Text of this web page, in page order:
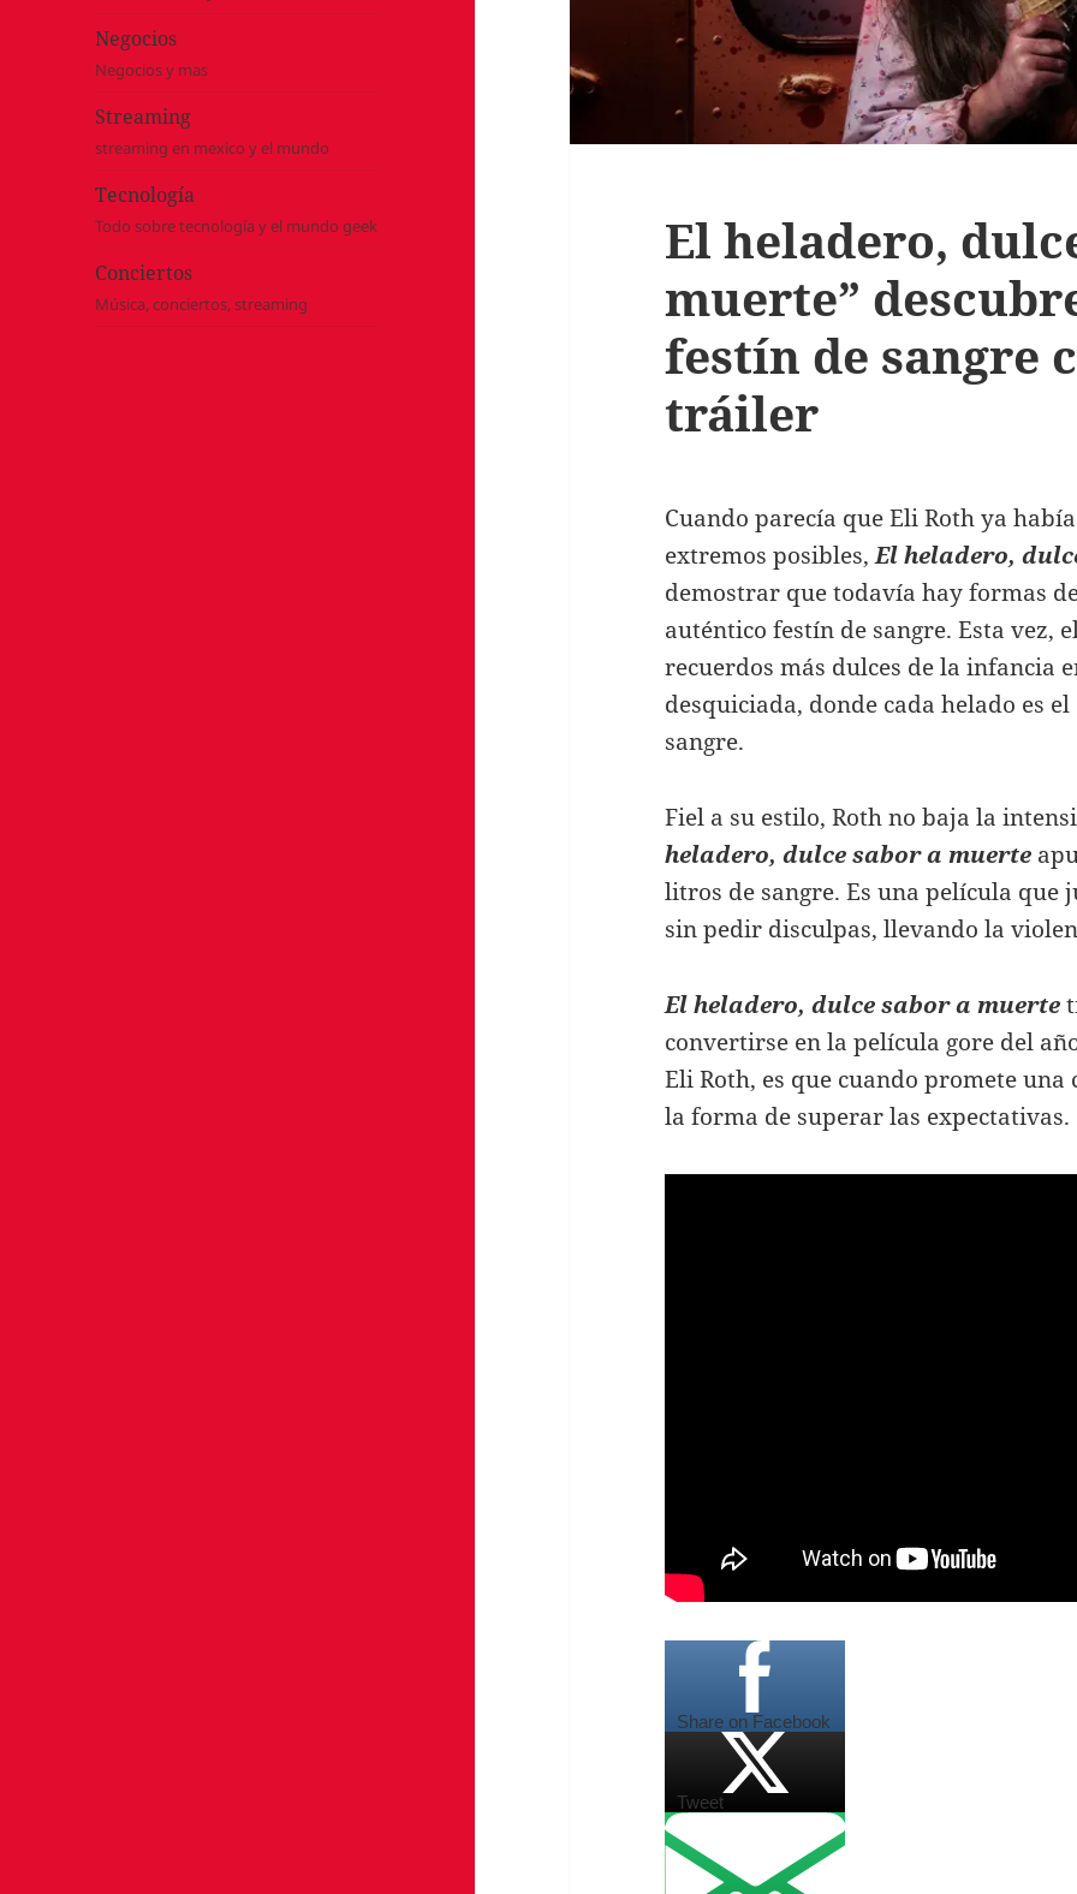
Negocios
Negocios y mas
Streaming
streaming en mexico y el mundo
Tecnología
Todo sobre tecnología y el mundo geek
Conciertos
Música, conciertos, streaming
El heladero,
muerte”
festín de sangre
tráiler
Cuando parecía que Eli Roth ya
extremos posibles,El heladero,
demostrar que todavía hay formas
auténtico festín de sangre. Esta vez,
recuerdos más dulces de la infancia
desquiciada, donde cada helado es
sangre.
Fiel a su estilo, Roth no baja la
heladero, dulce sabor a muerte
litros de sangre. Es una película que
sin pedir disculpas, llevando la
El heladero, dulce sabor a muerte
convertirse en la película gore del
Eli Roth, es que cuando promete
la forma de superar las expectativas.
Share on Facebook
Tweet